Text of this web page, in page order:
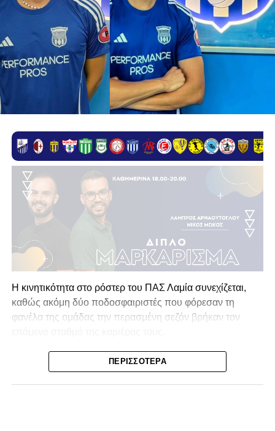
Η κινητικότητα στο ρόστερ του ΠΑΣ Λαμία συνεχίζεται,
καθώς ακόμη δύο ποδοσφαιριστές που φόρεσαν τη
φανέλα της ομάδας την περασμένη σεζόν βρήκαν τον
Ο λόγος για τον Βασίλη Τρούμπουλο και τον Χρυσόστομο
Στάγκο, οι οποίοι θα συνεχίσουν μαζί την ποδοσφαιρική
τους πορεία στον Σαρωνικό Αναβύσσου, με τον σύλλογο
ΠΕΡΙΣΣΌΤΕΡΑ